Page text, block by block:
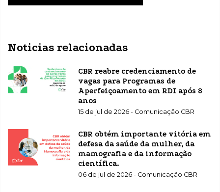
Noticias relacionadas
CBR reabre credenciamento de
vagas para Programas de
Aperfeiçoamento em RDI após 8
anos
15 de jul de 2026 - Comunicação CBR
CBR obtém importante vitória em
defesa da saúde da mulher, da
mamografia e da informação
científica.
06 de jul de 2026 - Comunicação CBR